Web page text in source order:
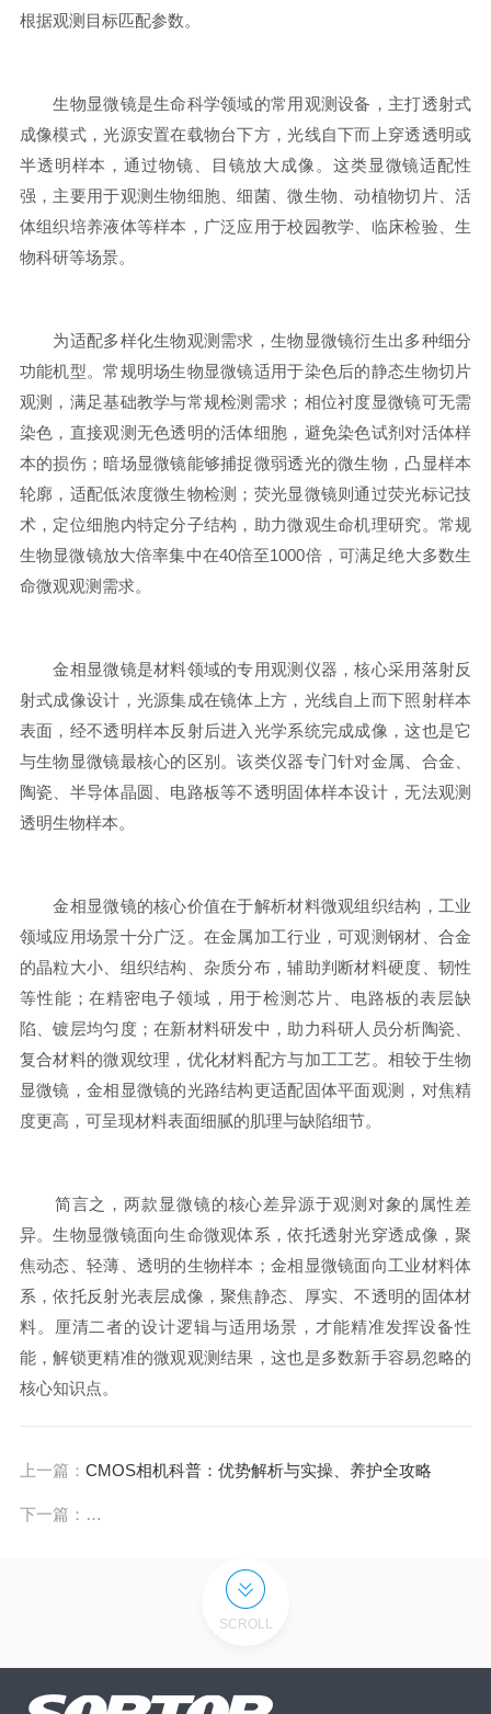
根据观测目标匹配参数。
生物显微镜是生命科学领域的常用观测设备，主打透射式
成像模式，光源安置在载物台下方，光线自下而上穿透透明或
半透明样本，通过物镜、目镜放大成像。这类显微镜适配性
强，主要用于观测生物细胞、细菌、微生物、动植物切片、活
体组织培养液体等样本，广泛应用于校园教学、临床检验、生
物科研等场景。
为适配多样化生物观测需求，生物显微镜衍生出多种细分
功能机型。常规明场生物显微镜适用于染色后的静态生物切片
观测，满足基础教学与常规检测需求；相位衬度显微镜可无需
染色，直接观测无色透明的活体细胞，避免染色试剂对活体样
本的损伤；暗场显微镜能够捕捉微弱透光的微生物，凸显样本
轮廓，适配低浓度微生物检测；荧光显微镜则通过荧光标记技
术，定位细胞内特定分子结构，助力微观生命机理研究。常规
生物显微镜放大倍率集中在40倍至1000倍，可满足绝大多数生
命微观观测需求。
金相显微镜是材料领域的专用观测仪器，核心采用落射反
射式成像设计，光源集成在镜体上方，光线自上而下照射样本
表面，经不透明样本反射后进入光学系统完成成像，这也是它
与生物显微镜最核心的区别。该类仪器专门针对金属、合金、
陶瓷、半导体晶圆、电路板等不透明固体样本设计，无法观测
透明生物样本。
金相显微镜的核心价值在于解析材料微观组织结构，工业
领域应用场景十分广泛。在金属加工行业，可观测钢材、合金
的晶粒大小、组织结构、杂质分布，辅助判断材料硬度、韧性
等性能；在精密电子领域，用于检测芯片、电路板的表层缺
陷、镀层均匀度；在新材料研发中，助力科研人员分析陶瓷、
复合材料的微观纹理，优化材料配方与加工工艺。相较于生物
显微镜，金相显微镜的光路结构更适配固体平面观测，对焦精
度更高，可呈现材料表面细腻的肌理与缺陷细节。
简言之，两款显微镜的核心差异源于观测对象的属性差
异。生物显微镜面向生命微观体系，依托透射光穿透成像，聚
焦动态、轻薄、透明的生物样本；金相显微镜面向工业材料体
系，依托反射光表层成像，聚焦静态、厚实、不透明的固体材
料。厘清二者的设计逻辑与适用场景，才能精准发挥设备性
能，解锁更精准的微观观测结果，这也是多数新手容易忽略的
核心知识点。
上一篇： CMOS相机科普：优势解析与实操、养护全攻略
下一篇：
窥探细胞秘境：拆解生物显微镜的工作原理与操作细节
SCROLL